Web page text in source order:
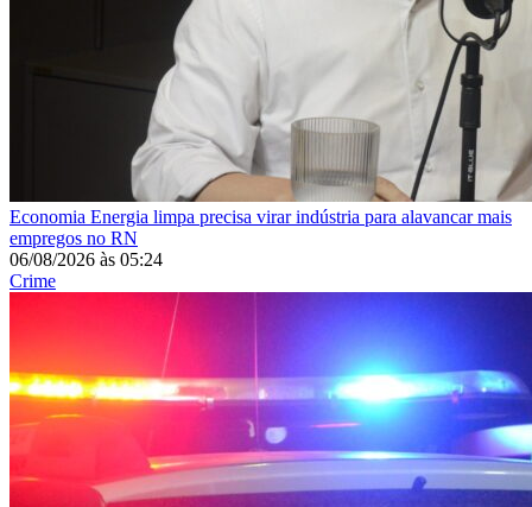
Economia Energia limpa precisa virar indústria para alavancar mais
empregos no RN
06/08/2026 às 05:24
Crime